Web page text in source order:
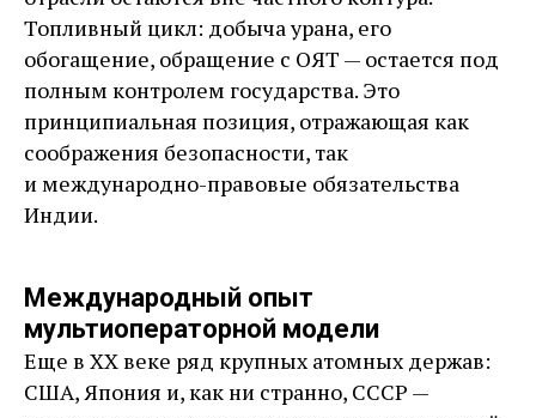
Топливный цикл: добыча урана, его
обогащение, обращение с ОЯТ — ​остается под
полным контролем государства. Это
принципиальная позиция, отражающая как
соображения безопасности, так
и международно-­правовые обязательства
Индии.
Международный опыт
мультиоператорной модели
Еще в ХХ веке ряд крупных атомных держав:
США, Япония и, как ни странно, СССР — ​